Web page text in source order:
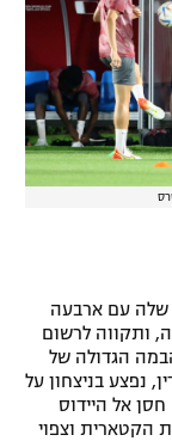
שלה עם ארבעה
היה 0:1 על אלבניה, ותקווה לרשום
הגדולה של
נפצע בניצחון על
אל היידוס
בהופעתו ה-170 בנבחרת הקטארית וצפוי